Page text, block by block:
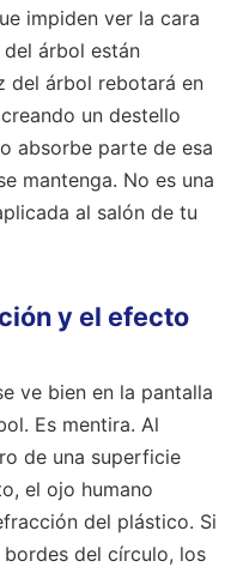
impiden ver la cara
árbol están
del árbol rebotará en
un destello
absorbe parte de esa
mantenga. No es una
al salón de tu
y el efecto
ve bien en la pantalla
Es mentira. Al
de una superficie
el ojo humano
del plástico. Si
del círculo, los